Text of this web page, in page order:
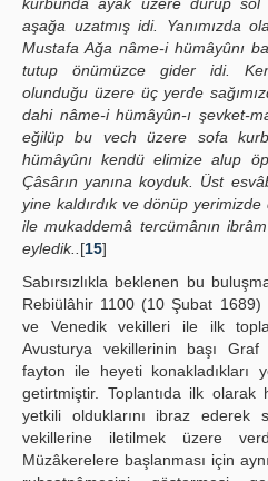
aşağa uzatmış idi. Yanımızda
Mustafa Ağa nâme-i hümâyûnı
tutup önümüzce gider idi.
olunduğu üzere üç yerde
dahi nâme-i hümâyûn-ı şevket-
eğilüp bu vech üzere sofa
hümâyûnı kendü elimize alup
Çâsârın yanına koyduk. Üst
yine kaldırdık ve dönüp
ile mukaddemâ tercümânın
eyledik.. [15]
Sabırsızlıkla beklenen bu
Rebiülâhir 1100 (10 Şubat 1689)
ve Venedik vekilleri ile ilk
Avusturya vekillerinin başı Graf
fayton ile heyeti konakladıkları
getirtmiştir. Toplantıda ilk
yetkili olduklarını ibraz ederek
vekillerine iletilmek üzere
Müzâkerelere başlanması için